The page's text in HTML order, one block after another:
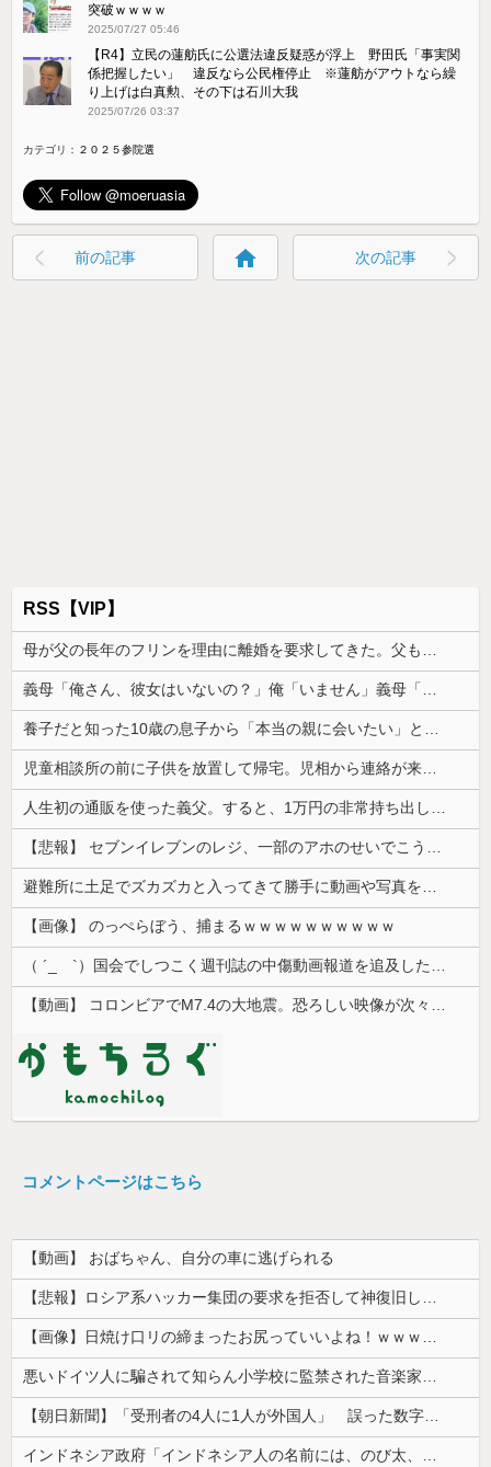
突破ｗｗｗｗ
2025/07/27 05:46
【R4】立民の蓮舫氏に公選法違反疑惑が浮上 野田氏「事実関
係把握したい」 違反なら公民権停止 ※蓮舫がアウトなら繰
り上げは白真勲、その下は石川大我
2025/07/26 03:37
カテゴリ： ２０２５参院選
前の記事 home 次の記事
RSS【VIP】
【画像】 のっぺらぼう、捕まるｗｗｗｗｗｗｗｗｗｗ
コメントページはこちら
【動画】 おばちゃん、自分の車に逃げられる
【悲報】ロシア系ハッカー集団の要求を拒否して神復旧した大手冷凍ニチレイ、宣言通り全ての盗んだデータが公開される
【画像】日焼け口リの締まったお尻っていいよね！ｗｗｗｗｗ
悪いドイツ人に騙されて知らん小学校に監禁された音楽家、「あと2時間で合奏です」と通告されてしまい……
【朝日新聞】「受刑者の4人に1人が外国人」 誤った数字が拡散し外国人排斥に 実際は約14人に1人
インドネシア政府「インドネシア人の名前には、のび太、ドラえもん、スネ夫、ナルト、しんちゃんなどあります」